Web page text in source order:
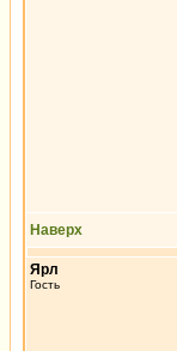
Наверх
Ярл
Гость